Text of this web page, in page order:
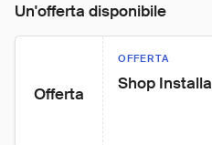
Un'offerta disponibile
Offerta
OFFERTA
Shop